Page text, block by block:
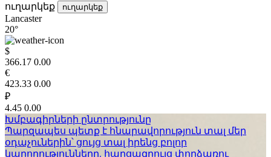
ուղարկեք ուղարկեք
Lancaster
20°
$
366.17 0.00
€
423.33 0.00
₽
4.45 0.00
Խմբագիրների ընտրությունը
Պարզապես պետք է հնարավորություն տալ մեր
օդաչուներին՝ ցույց տալ իրենց բոլոր
կարողությունները. հարցազրույց փորձառու